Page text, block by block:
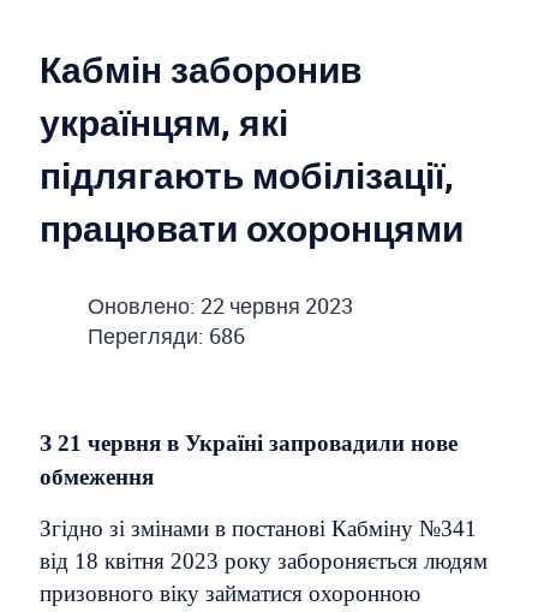
Кабмін заборонив
українцям, які
підлягають мобілізації,
працювати охоронцями
Оновлено: 22 червня 2023
Перегляди: 686
З 21 червня в Україні запровадили нове
обмеження
Згідно зі змінами в постанові Кабміну №341
від 18 квітня 2023 року забороняється людям
призовного віку займатися охоронною